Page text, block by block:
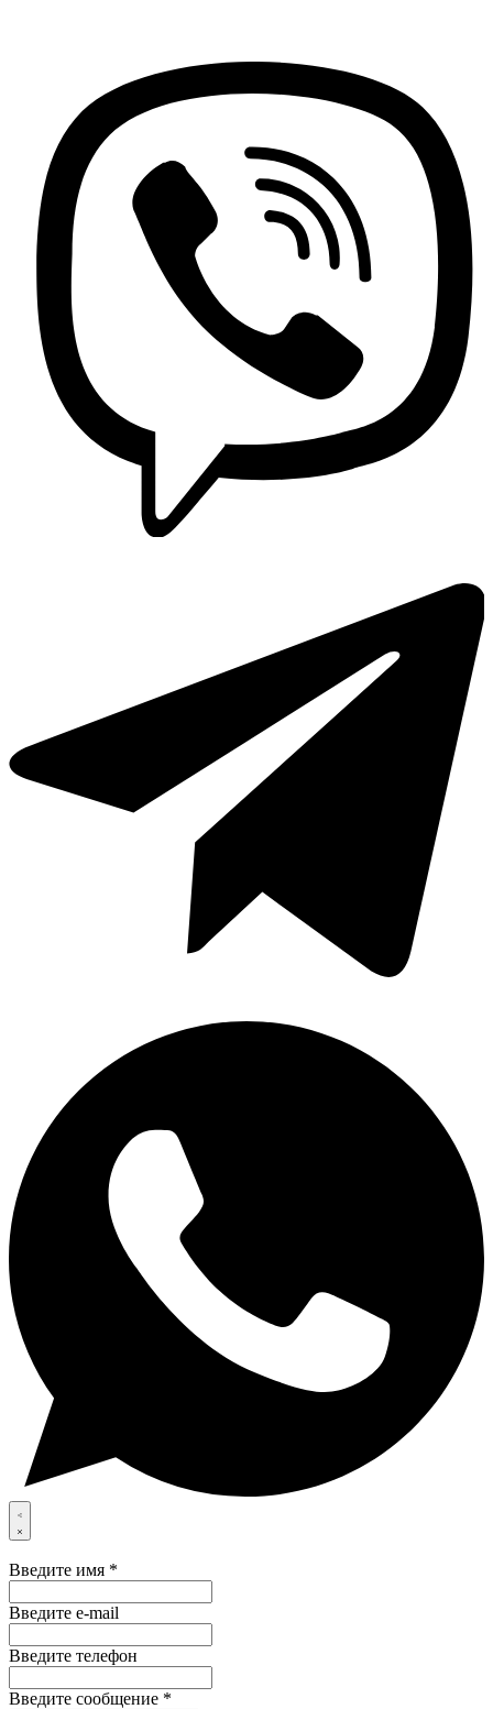
Введите имя *
Введите e-mail
Введите телефон
Введите cообщение *